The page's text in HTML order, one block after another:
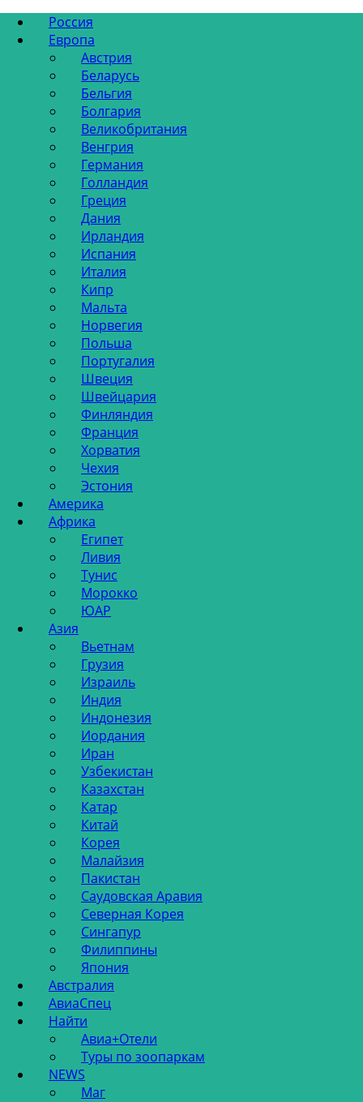
Россия
Европа
Австрия
Беларусь
Бельгия
Болгария
Великобритания
Венгрия
Германия
Голландия
Греция
Дания
Ирландия
Испания
Италия
Кипр
Мальта
Норвегия
Польша
Португалия
Швеция
Швейцария
Финляндия
Франция
Хорватия
Чехия
Эстония
Америка
Африка
Египет
Ливия
Тунис
Морокко
ЮАР
Азия
Вьетнам
Грузия
Израиль
Индия
Индонезия
Иордания
Иран
Узбекистан
Казахстан
Катар
Китай
Корея
Малайзия
Пакистан
Саудовская Аравия
Северная Корея
Сингапур
Филиппины
Япония
Австралия
АвиаСпец
Найти
Авиа+Отели
Туры по зоопаркам
NEWS
Маг